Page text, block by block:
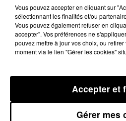
19 juin 2025 - 1 min 24 sec
L'AGENDA DE
11H00
L'AGENDA DE
Vous pouvez accepter en cliquant sur
sélectionnant les finalités et/ou
Vous pouvez également refuser en
accepter". Vos préférences ne
pouvez mettre à jour vos choix, ou
moment via le lien "Gérer les cookies"
Gérer mes
Accepter et